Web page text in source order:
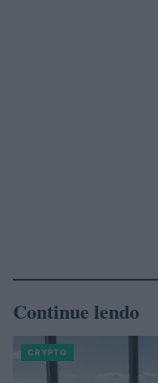
Continue lendo
CRYPTO